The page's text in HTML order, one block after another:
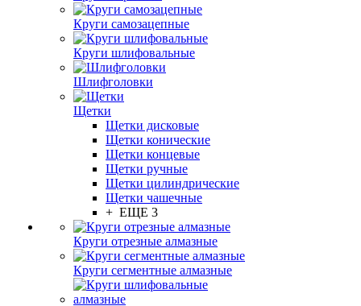
Круги самозацепные
Круги шлифовальные
Шлифголовки
Щетки
Щетки дисковые
Щетки конические
Щетки концевые
Щетки ручные
Щетки цилиндрические
Щетки чашечные
+ ЕЩЕ 3
Круги отрезные алмазные
Круги сегментные алмазные